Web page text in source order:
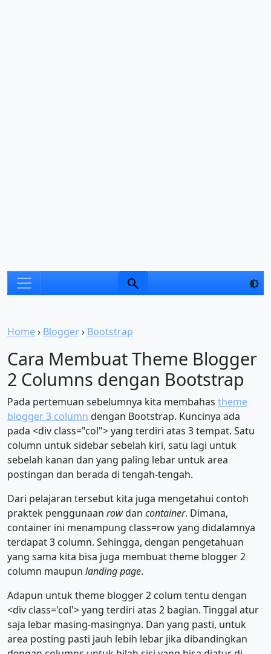
Home› Blogger› Bootstrap
Cara Membuat Theme Blogger
2 Columns dengan Bootstrap
Pada pertemuan sebelumnya kita membahas theme
blogger 3 column dengan Bootstrap. Kuncinya ada
pada <div class="col"> yang terdiri atas 3 tempat. Satu
column untuk sidebar sebelah kiri, satu lagi untuk
sebelah kanan dan yang paling lebar untuk area
postingan dan berada di tengah-tengah.
Dari pelajaran tersebut kita juga mengetahui contoh
praktek penggunaan rowdan container. Dimana,
container ini menampung class=row yang didalamnya
terdapat 3 column. Sehingga, dengan pengetahuan
yang sama kita bisa juga membuat theme blogger 2
column maupun landing page.
Adapun untuk theme blogger 2 colum tentu dengan
<div class='col'> yang terdiri atas 2 bagian. Tinggal atur
saja lebar masing-masingnya. Dan yang pasti, untuk
area posting pasti jauh lebih lebar jika dibandingkan